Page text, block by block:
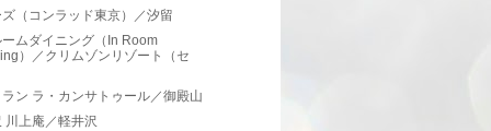
（コンラッド東京）／汐留
ムダイニング（In Room
）／クリムゾンリゾート（セ
ン ラ・カンサトゥール／御殿山
川上庵／軽井沢